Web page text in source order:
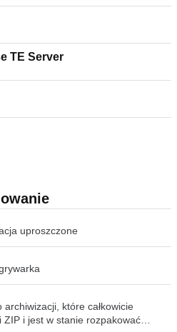
TE Server
uproszczone
które całkowicie
ZIP i jest w stanie rozpakować